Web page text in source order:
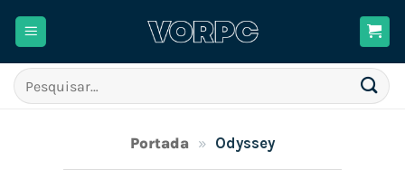
Pesquisar
por:
Portada » Odyssey